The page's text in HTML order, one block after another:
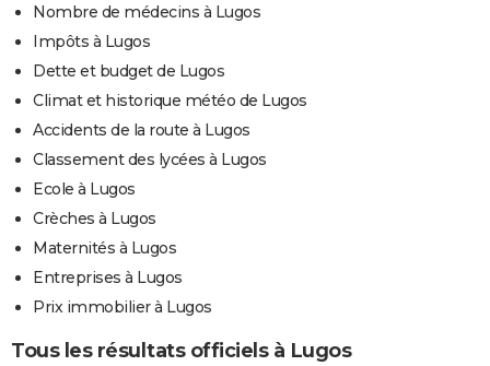
Nombre de médecins à Lugos
Impôts à Lugos
Dette et budget de Lugos
Climat et historique météo de Lugos
Accidents de la route à Lugos
Classement des lycées à Lugos
Ecole à Lugos
Crèches à Lugos
Maternités à Lugos
Entreprises à Lugos
Prix immobilier à Lugos
Tous les résultats officiels à Lugos